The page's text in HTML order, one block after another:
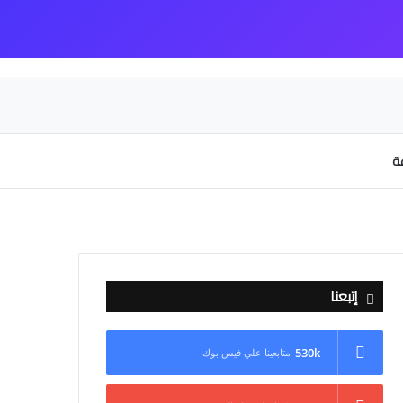
إتبعنا
530k متابعينا علي فيس بوك